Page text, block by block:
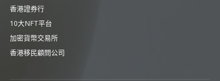
香港證券行
10大NFT平台
加密貨幣交易所
香港移民顧問公司